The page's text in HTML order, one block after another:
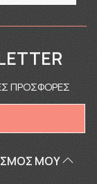
ΜΟΥ
ΠΡΟΣΦΟΡΕΣ